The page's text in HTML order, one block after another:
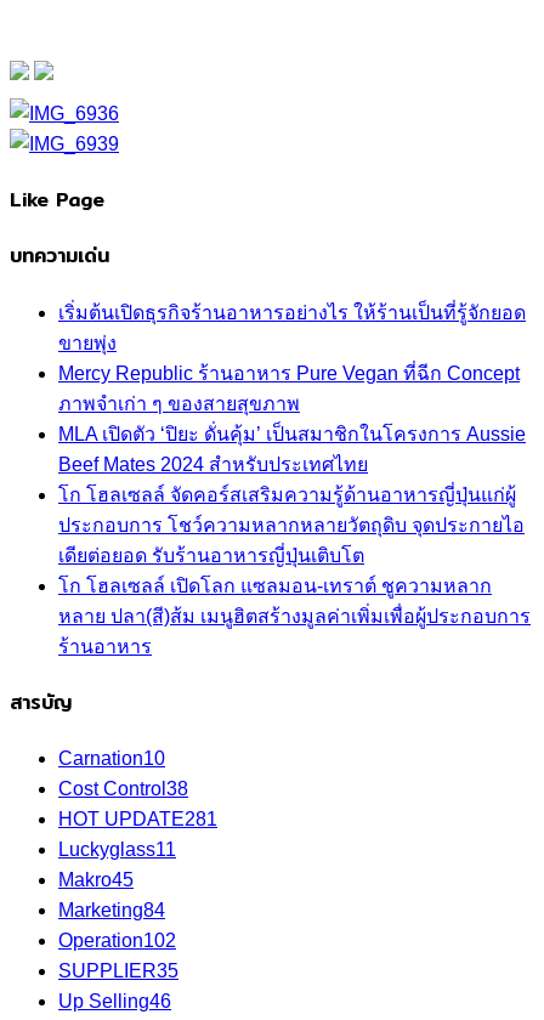
Like Page
บทความเด่น
เริ่มต้นเปิดธุรกิจร้านอาหารอย่างไร ให้ร้านเป็นที่รู้จักยอด
ขายพุ่ง
Mercy Republic ร้านอาหาร Pure Vegan ที่ฉีก Concept
ภาพจำเก่า ๆ ของสายสุขภาพ
MLA เปิดตัว ‘ปิยะ ดั่นคุ้ม’ เป็นสมาชิกในโครงการ Aussie
Beef Mates 2024 สำหรับประเทศไทย
โก โฮลเซลล์ จัดคอร์สเสริมความรู้ด้านอาหารญี่ปุ่นแก่ผู้
ประกอบการ โชว์ความหลากหลายวัตถุดิบ จุดประกายไอ
เดียต่อยอด รับร้านอาหารญี่ปุ่นเติบโต
โก โฮลเซลล์ เปิดโลก แซลมอน-เทราต์ ชูความหลาก
หลาย ปลา(สี)ส้ม เมนูฮิตสร้างมูลค่าเพิ่มเพื่อผู้ประกอบการ
ร้านอาหาร
สารบัญ
Carnation10
Cost Control 38
HOT UPDATE281
Luckyglass11
Makro45
Marketing84
Operation102
SUPPLIER35
Up Selling46